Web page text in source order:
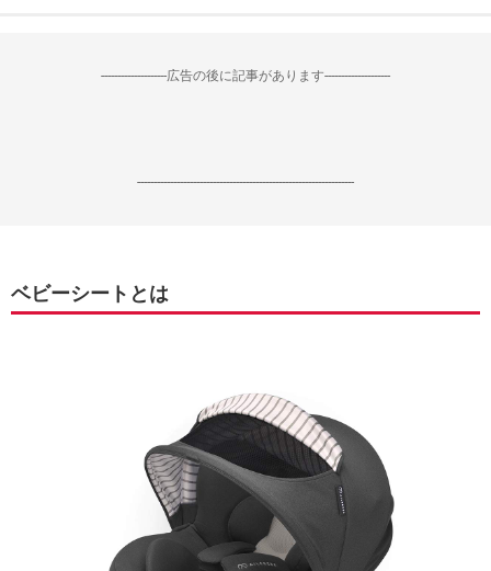
--------------------広告の後に記事があります--------------------
------------------------------------------------------------------
ベビーシートとは